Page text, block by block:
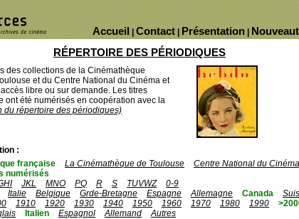
Présentation
Contact
Accueil
RÉPERTOIRE DES PÉRIODIQUES
des collections de la Cinémathèque
et du Centre National du Cinéma et
libre ou sur demande. Les titres
ont été numérisés en coopération avec la
du répertoire des périodiques)
:
française La Cinémathèque de Toulouse
Centre National du
numérisés
JKL MNO PQ R S TUVWZ
0-9
Italie Belgique Grde-Bretagne Espagne Allemagne Canada
1910 1920 1930 1940 1950 1960 1970 1980 1990
Italien Espagnol Allemand
Autres